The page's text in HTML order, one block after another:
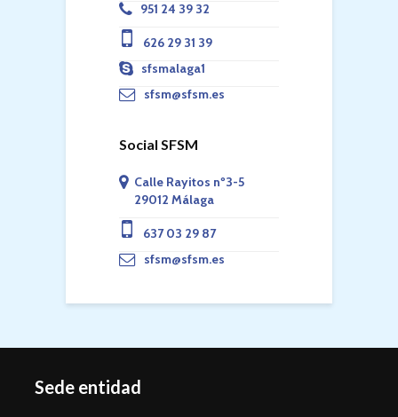
951 24 39 32
626 29 31 39
sfsmalaga1
sfsm@sfsm.es
Social SFSM
Calle Rayitos nº3-5
29012 Málaga
637 03 29 87
sfsm@sfsm.es
Sede entidad